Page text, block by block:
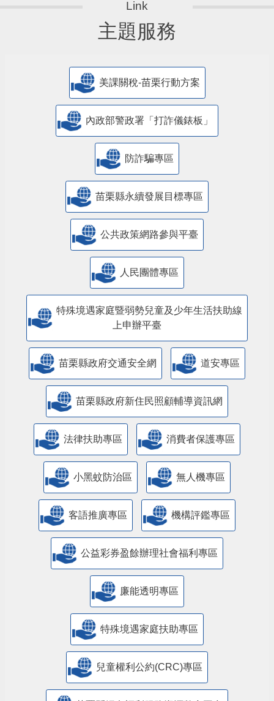
主題服務
美課關稅-苗栗行動方案
內政部警政署「打詐儀錶板」
防詐騙專區
苗栗縣永續發展目標專區
公共政策網路參與平臺
人民團體專區
特殊境遇家庭暨弱勢兒童及少年生活扶助線
上申辦平臺
苗栗縣政府交通安全網 道安專區
苗栗縣政府新住民照顧輔導資訊網
法律扶助專區 消費者保護專區
小黑蚊防治區 無人機專區
客語推廣專區 機構評鑑專區
公益彩券盈餘辦理社會福利專區
廉能透明專區
特殊境遇家庭扶助專區
兒童權利公約(CRC)專區